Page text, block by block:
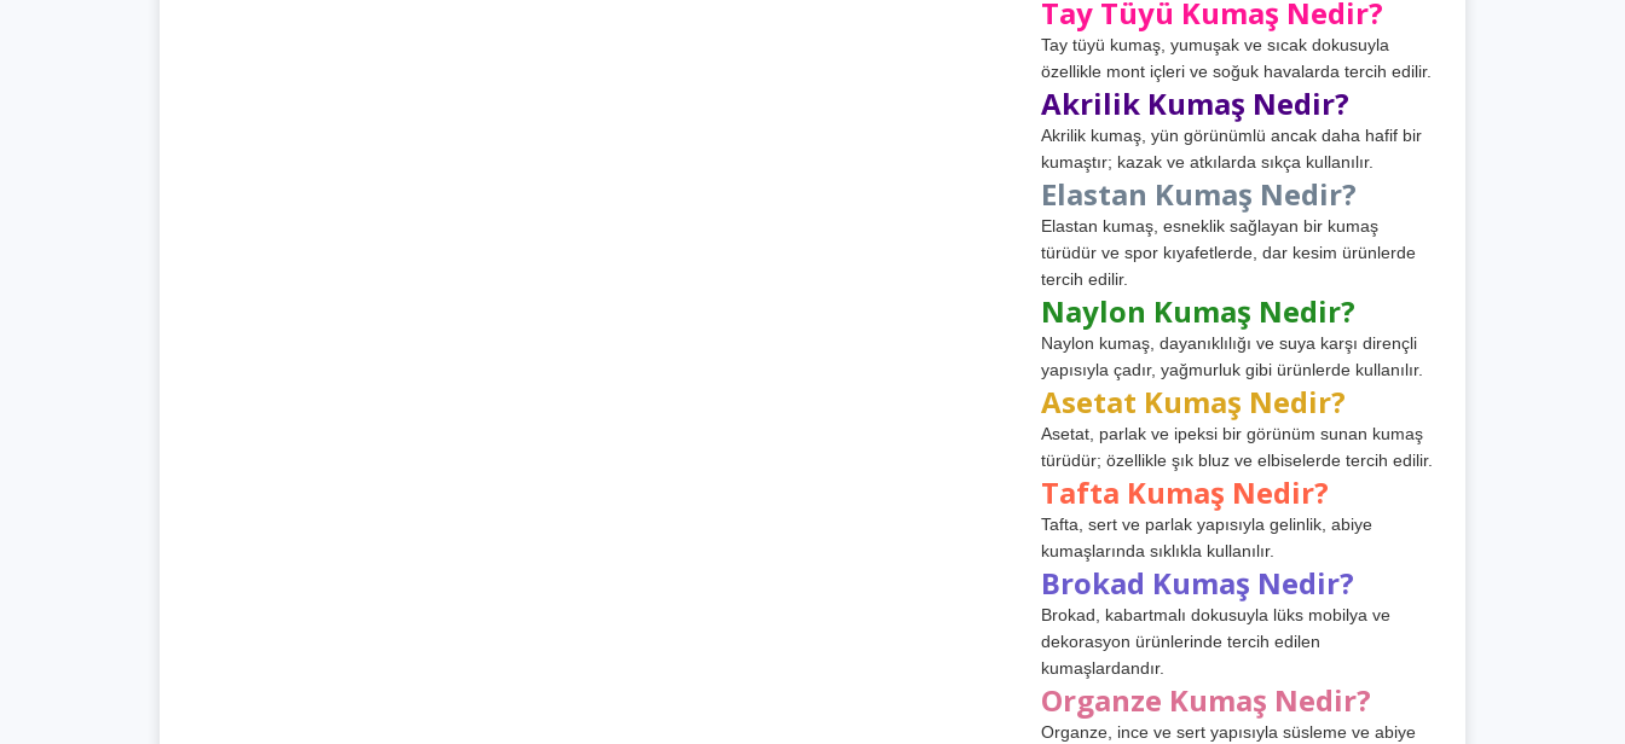
Tay Tüyü Kumaş Nedir?
Tay tüyü kumaş, yumuşak ve sıcak dokusuyla
özellikle mont içleri ve soğuk havalarda tercih edilir.
Akrilik Kumaş Nedir?
Akrilik kumaş, yün görünümlü ancak daha hafif bir
kumaştır; kazak ve atkılarda sıkça kullanılır.
Elastan Kumaş Nedir?
Elastan kumaş, esneklik sağlayan bir kumaş
türüdür ve spor kıyafetlerde, dar kesim ürünlerde
tercih edilir.
Naylon Kumaş Nedir?
Naylon kumaş, dayanıklılığı ve suya karşı dirençli
yapısıyla çadır, yağmurluk gibi ürünlerde kullanılır.
Asetat Kumaş Nedir?
Asetat, parlak ve ipeksi bir görünüm sunan kumaş
türüdür; özellikle şık bluz ve elbiselerde tercih edilir.
Tafta Kumaş Nedir?
Tafta, sert ve parlak yapısıyla gelinlik, abiye
kumaşlarında sıklıkla kullanılır.
Brokad Kumaş Nedir?
Brokad, kabartmalı dokusuyla lüks mobilya ve
dekorasyon ürünlerinde tercih edilen
kumaşlardandır.
Organze Kumaş Nedir?
Organze, ince ve sert yapısıyla süsleme ve abiye